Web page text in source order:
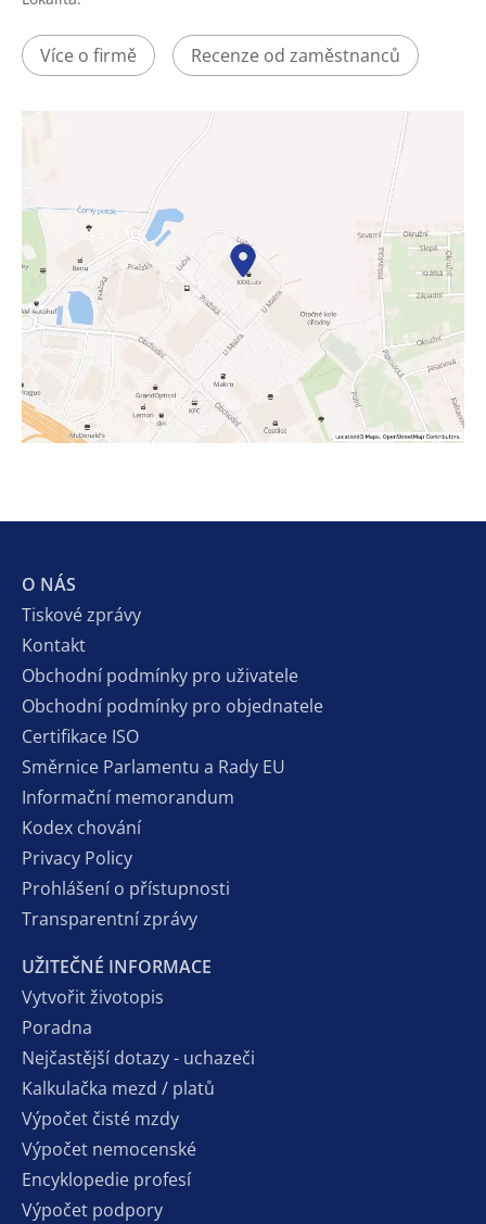
Více o firmě Recenze od zaměstnanců
O NÁS
Tiskové zprávy
Kontakt
Obchodní podmínky pro uživatele
Obchodní podmínky pro objednatele
Certifikace ISO
Směrnice Parlamentu a Rady EU
Informační memorandum
Kodex chování
Privacy Policy
Prohlášení o přístupnosti
Transparentní zprávy
UŽITEČNÉ INFORMACE
Vytvořit životopis
Poradna
Nejčastější dotazy - uchazeči
Kalkulačka mezd / platů
Výpočet čisté mzdy
Výpočet nemocenské
Encyklopedie profesí
Výpočet podpory